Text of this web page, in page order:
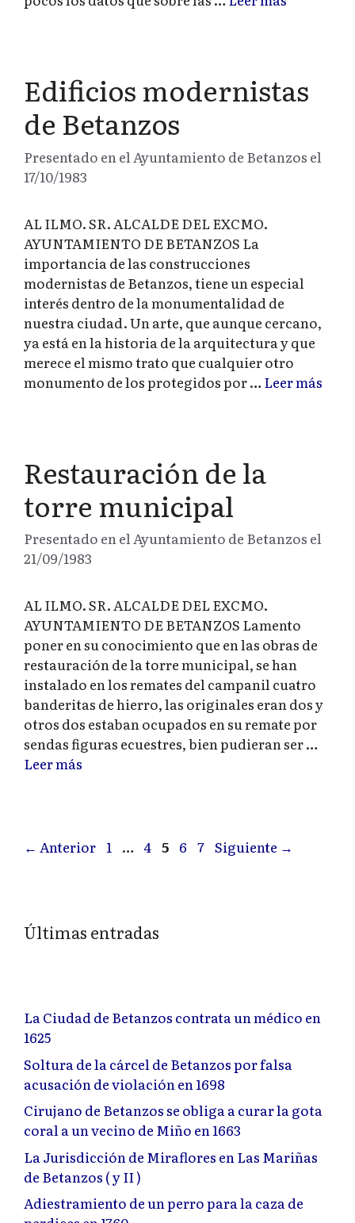
Edificios modernistas
de Betanzos
Presentado en el Ayuntamiento de Betanzos el
17/10/1983
AL ILMO. SR. ALCALDE DEL EXCMO.
AYUNTAMIENTO DE BETANZOS La
importancia de las construcciones
modernistas de Betanzos, tiene un especial
interés dentro de la monumentalidad de
nuestra ciudad. Un arte, que aunque cercano,
ya está en la historia de la arquitectura y que
merece el mismo trato que cualquier otro
monumento de los protegidos por …Leer más
Restauración de la
torre municipal
Presentado en el Ayuntamiento de Betanzos el
21/09/1983
AL ILMO. SR. ALCALDE DEL EXCMO.
AYUNTAMIENTO DE BETANZOS Lamento
poner en su conocimiento que en las obras de
restauración de la torre municipal, se han
instalado en los remates del campanil cuatro
banderitas de hierro, las originales eran dos y
otros dos estaban ocupados en su remate por
sendas figuras ecuestres, bien pudieran ser …
Leer más
← Anterior Página
1 … Página
4 Página
5 Página
6 Página
7 Siguiente →
Últimas entradas
La Ciudad de Betanzos contrata un médico en
1625
Soltura de la cárcel de Betanzos por falsa
acusación de violación en 1698
Cirujano de Betanzos se obliga a curar la gota
coral a un vecino de Miño en 1663
La Jurisdicción de Miraflores en Las Mariñas
de Betanzos ( y II )
Adiestramiento de un perro para la caza de